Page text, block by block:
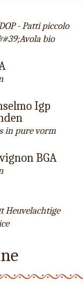
- Patti piccolo
bio
Igp
in pure vorm
BGA
Heuvelachtige